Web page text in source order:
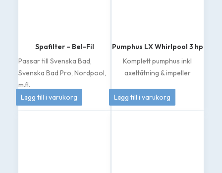
Spafilter – Bel-Fil
Passar till Svenska Bad,
Svenska Bad Pro, Nordpool,
m.fl.
399kr
Lägg till i varukorg
Pumphus LX Whirlpool 3 hp
Komplett pumphus inkl
axeltätning & impeller
1 049kr
Lägg till i varukorg